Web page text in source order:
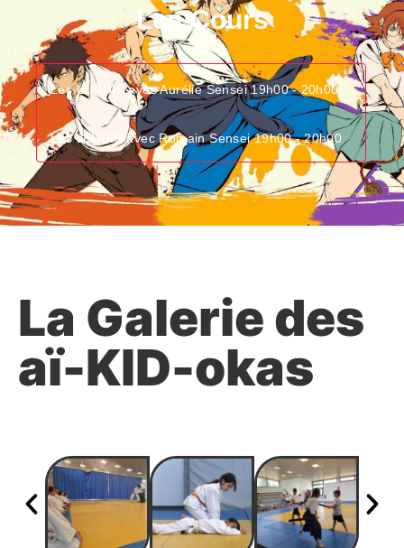
Les Cours
Les LUNDIS avec Aurélie Sensei19h00 - 20h00
Les JEUDIS avec Romain Sensei19h00 - 20h00
La Galerie des
aï-KID-okas